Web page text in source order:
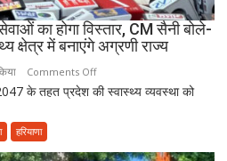
का होगा विस्तार, CM सैनी बोले-
क्षेत्र में बनाएंगे अग्रणी राज्य
Comments Offon
विजन-2047
आयुष
के तहत प्रदेश की स्वास्थ्य व्यवस्था को
हरियाणा